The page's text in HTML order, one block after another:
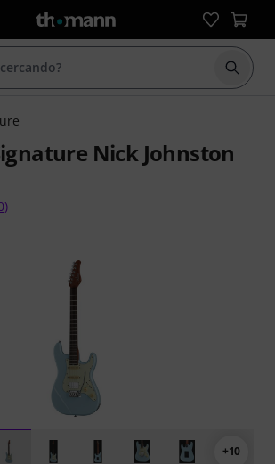
Nick Johnston
su 5 stelle su 20 valutazioni dei clienti
)
+10